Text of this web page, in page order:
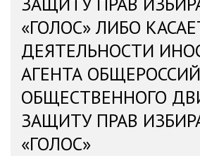
«ГОЛОС» ЛИБО
ДЕЯТЕЛЬНОСТИ
АГЕНТА
ОБЩЕСТВЕННОГО
ЗАЩИТУ ПРАВ
«ГОЛОС»